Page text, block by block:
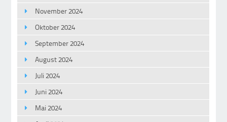
November 2024
Oktober 2024
September 2024
August 2024
Juli 2024
Juni 2024
Mai 2024